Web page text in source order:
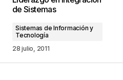
Comentario*
de Sistemas
Sistemas de Información y
Tecnología
28 julio, 2011